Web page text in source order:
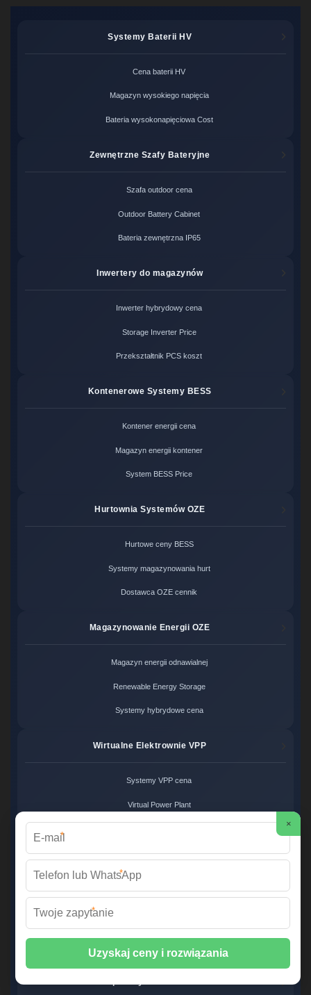
Systemy Baterii HV
Cena baterii HV
Magazyn wysokiego napięcia
Bateria wysokonapięciowa Cost
Zewnętrzne Szafy Bateryjne
Szafa outdoor cena
Outdoor Battery Cabinet
Bateria zewnętrzna IP65
Inwertery do magazynów
Inwerter hybrydowy cena
Storage Inverter Price
Przekształtnik PCS koszt
Kontenerowe Systemy BESS
Kontener energii cena
Magazyn energii kontener
System BESS Price
Hurtownia Systemów OZE
Hurtowe ceny BESS
Systemy magazynowania hurt
Dostawca OZE cennik
Magazynowanie Energii OZE
Magazyn energii odnawialnej
Renewable Energy Storage
Systemy hybrydowe cena
Wirtualne Elektrownie VPP
Systemy VPP cena
Virtual Power Plant
Usługi ODM cena
×
*
*
*